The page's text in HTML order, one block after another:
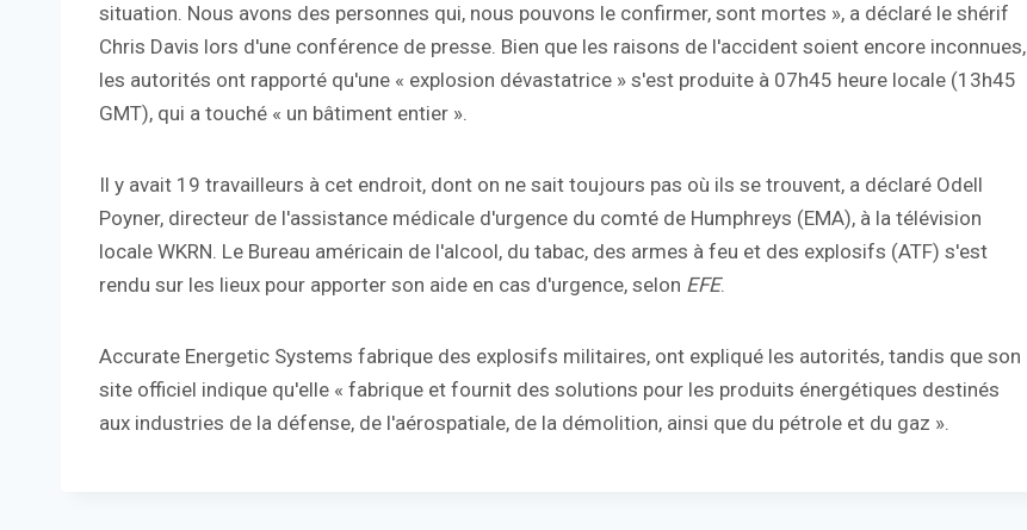
situation. Nous avons des personnes qui, nous pouvons le confirmer, sont mortes », a déclaré le shérif
Chris Davis lors d'une conférence de presse. Bien que les raisons de l'accident soient encore inconnues,
les autorités ont rapporté qu'une « explosion dévastatrice » s'est produite à 07h45 heure locale (13h45
GMT), qui a touché « un bâtiment entier ».
Il y avait 19 travailleurs à cet endroit, dont on ne sait toujours pas où ils se trouvent, a déclaré Odell
Poyner, directeur de l'assistance médicale d'urgence du comté de Humphreys (EMA), à la télévision
locale WKRN. Le Bureau américain de l'alcool, du tabac, des armes à feu et des explosifs (ATF) s'est
rendu sur les lieux pour apporter son aide en cas d'urgence, selon EFE.
Accurate Energetic Systems fabrique des explosifs militaires, ont expliqué les autorités, tandis que son
site officiel indique qu'elle « fabrique et fournit des solutions pour les produits énergétiques destinés
aux industries de la défense, de l'aérospatiale, de la démolition, ainsi que du pétrole et du gaz ».